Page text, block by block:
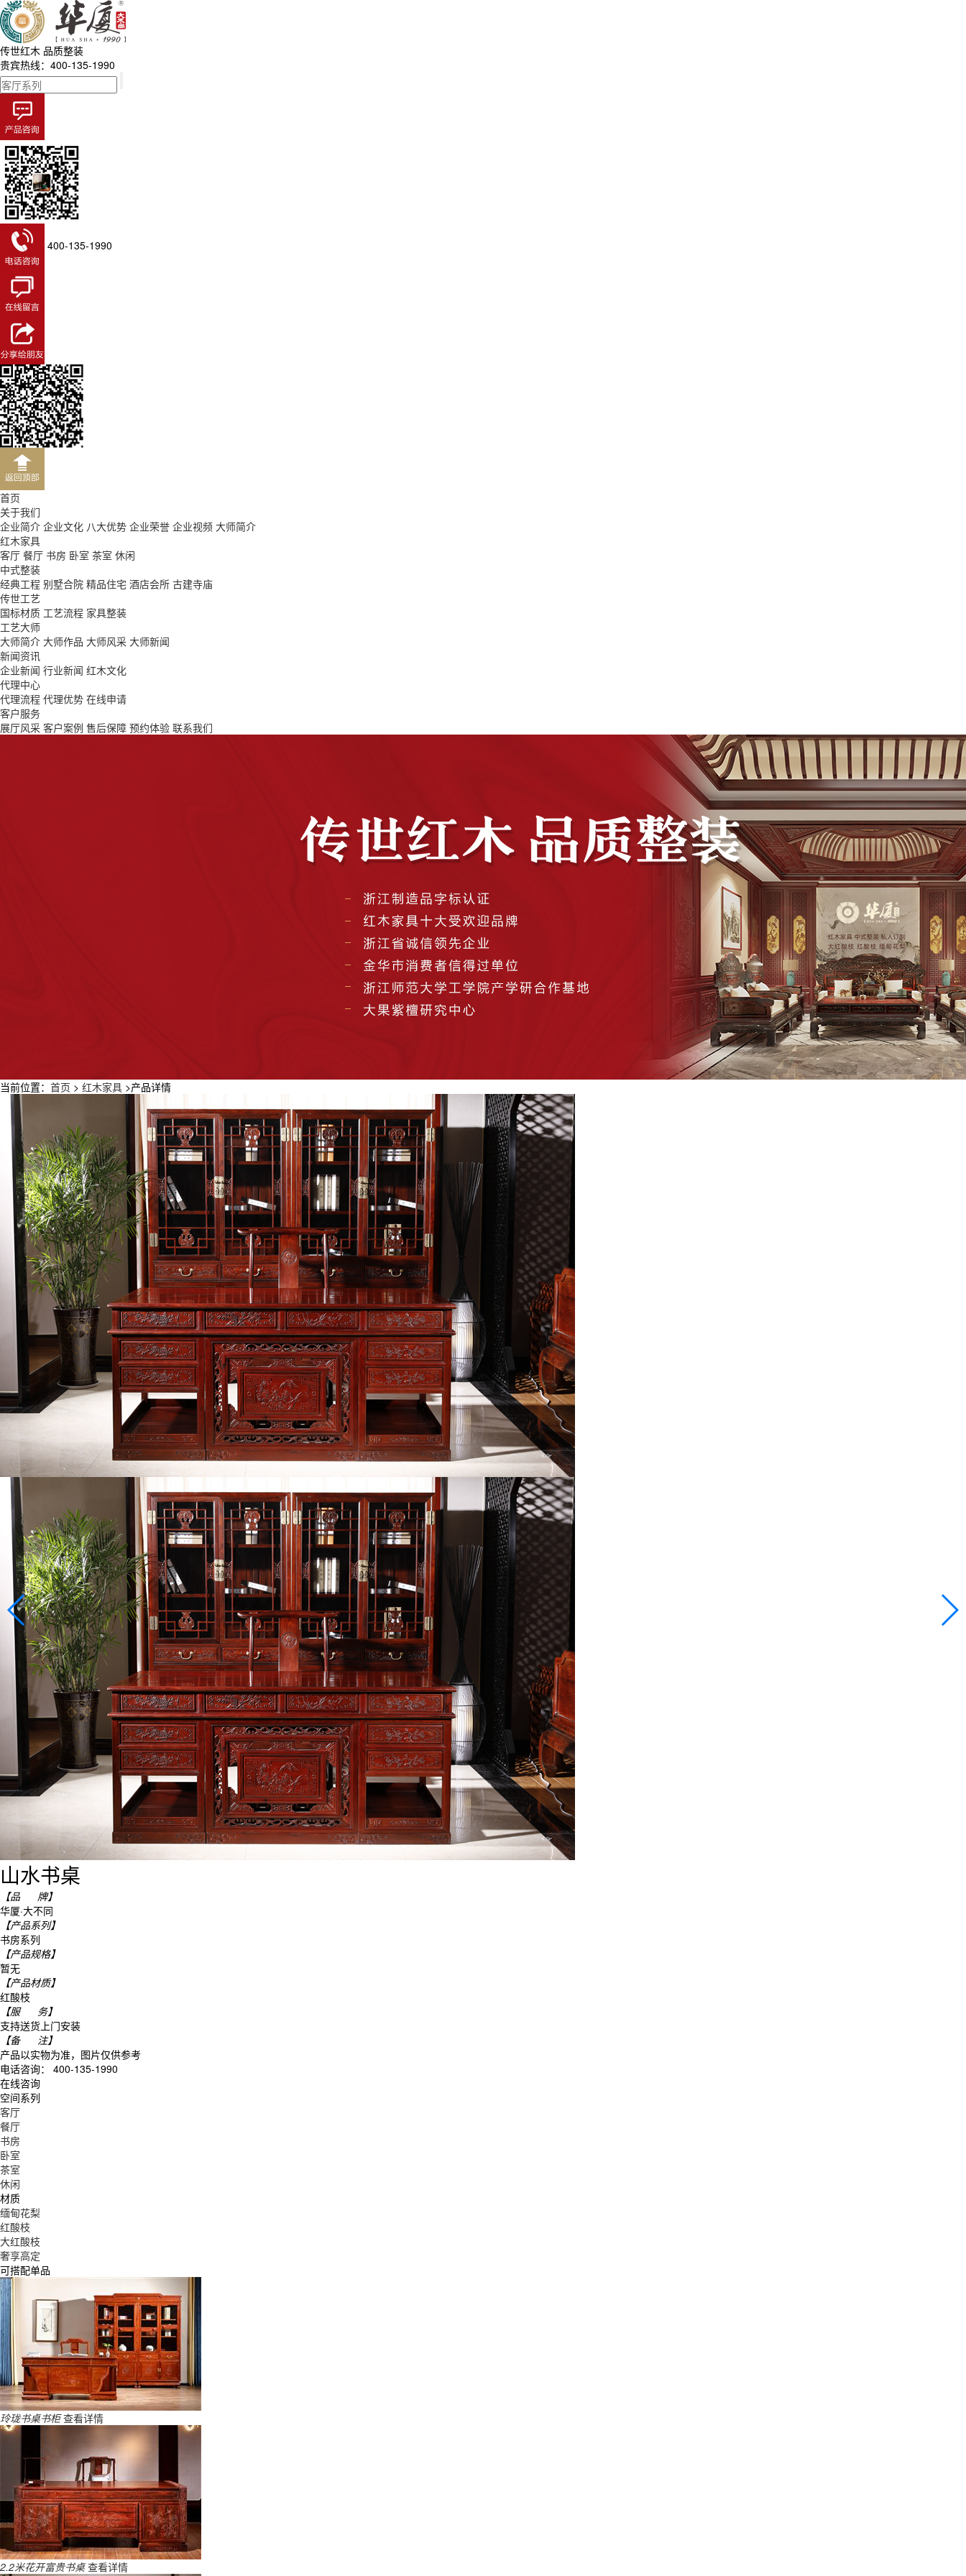
传世红木 品质整装
贵宾热线：400-135-1990
400-135-1990
首页
关于我们
企业简介 企业文化 八大优势 企业荣誉 企业视频 大师简介
红木家具
客厅 餐厅 书房 卧室 茶室 休闲
中式整装
经典工程 别墅合院 精品住宅 酒店会所 古建寺庙
传世工艺
国标材质 工艺流程 家具整装
工艺大师
大师简介 大师作品 大师风采 大师新闻
新闻资讯
企业新闻 行业新闻 红木文化
代理中心
代理流程 代理优势 在线申请
客户服务
展厅风采 客户案例 售后保障 预约体验 联系我们
当前位置： 首页 > 红木家具 >产品详情
山水书桌
【品 牌】
华厦·大不同
【产品系列】
书房系列
【产品规格】
暂无
【产品材质】
红酸枝
【服 务】
支持送货上门安装
【备 注】
产品以实物为准，图片仅供参考
电话咨询： 400-135-1990
在线咨询
空间系列
客厅
餐厅
书房
卧室
茶室
休闲
材质
缅甸花梨
红酸枝
大红酸枝
奢享高定
可搭配单品
玲珑书桌书柜 查看详情
2.2米花开富贵书桌 查看详情